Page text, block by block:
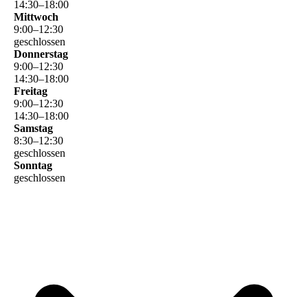
14:30–18:00
Mittwoch
9:00–12:30
geschlossen
Donnerstag
9:00–12:30
14:30–18:00
Freitag
9:00–12:30
14:30–18:00
Samstag
8:30–12:30
geschlossen
Sonntag
geschlossen